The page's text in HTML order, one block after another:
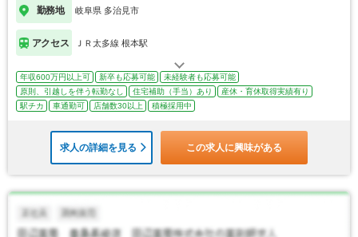
勤務地 岐阜県 多治見市
アクセス ＪＲ太多線 根本駅
年収600万円以上可 新卒も応募可能
未経験者も応募可能
原則、引越しを伴う転勤なし
住宅補助（手当）あり
産休・育休取得実績有り
駅チカ
車通勤可 店舗数30以上 積極採用中
求人の詳細を見る この求人に興味がある